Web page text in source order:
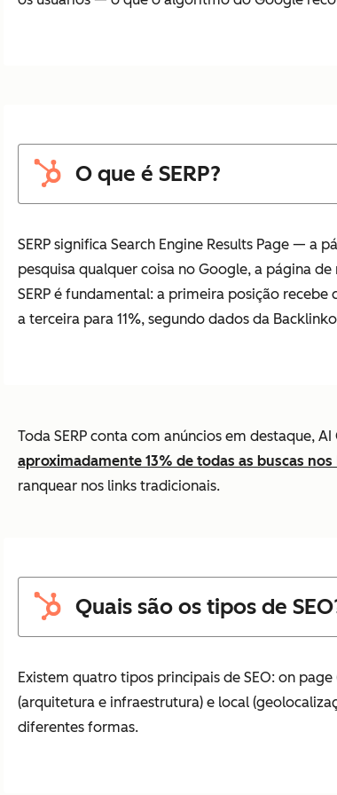
O que é SERP?
SERP significa Search Engine Results Page — a
pesquisa qualquer coisa no Google, a página
SERP é fundamental: a primeira posição
a terceira para 11%, segundo dados da
Toda SERP conta com anúncios em destaque,
aproximadamente 13% de todas as buscas nos
ranquear nos links tradicionais.
Quais são os tipos de
Existem quatro tipos principais de SEO: on
(arquitetura e infraestrutura) e local
diferentes formas.